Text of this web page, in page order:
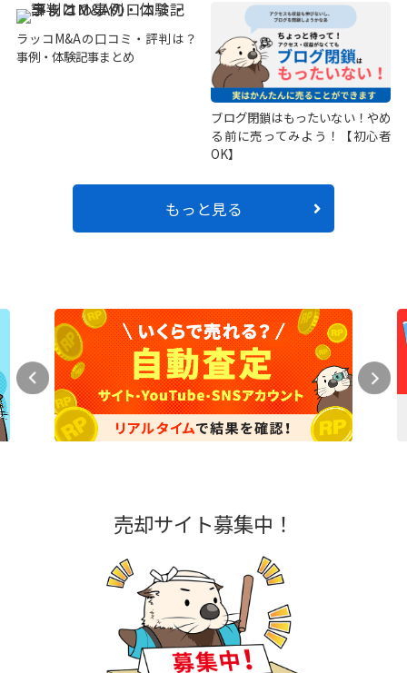
ラッコM&Aの口コミ・評判は？
事例・体験記事まとめ
ブログ閉鎖はもったいない！やめ
る前に売ってみよう！【初心者
OK】
もっと見る
売却サイト募集中！